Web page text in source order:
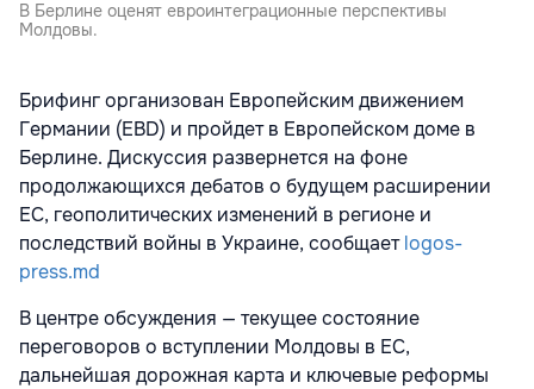
В Берлине оценят евроинтеграционные перспективы
Молдовы.
Брифинг организован Европейским движением
Германии (EBD) и пройдет в Европейском доме в
Берлине. Дискуссия развернется на фоне
продолжающихся дебатов о будущем расширении
ЕС, геополитических изменений в регионе и
последствий войны в Украине, сообщаетlogos-
press.md
В центре обсуждения — текущее состояние
переговоров о вступлении Молдовы в ЕС,
дальнейшая дорожная карта и ключевые реформы